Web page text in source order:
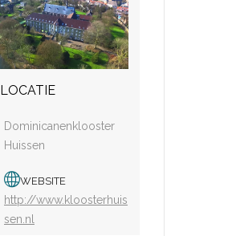
LOCATIE
Dominicanenklooster
Huissen
WEBSITE
http://www.kloosterhuis
sen.nl